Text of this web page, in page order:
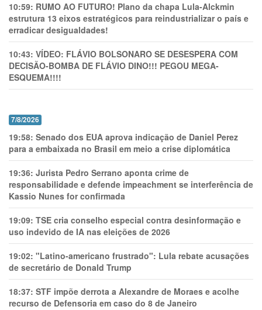
10:59: RUMO AO FUTURO! Plano da chapa Lula-Alckmin
estrutura 13 eixos estratégicos para reindustrializar o país e
erradicar desigualdades!
10:43: VÍDEO: FLÁVIO BOLSONARO SE DESESPERA COM
DECISÃO-BOMBA DE FLÁVIO DINO!!! PEGOU MEGA-
ESQUEMA!!!!
7/8/2026
19:58: Senado dos EUA aprova indicação de Daniel Perez
para a embaixada no Brasil em meio a crise diplomática
19:36: Jurista Pedro Serrano aponta crime de
responsabilidade e defende impeachment se interferência de
Kassio Nunes for confirmada
19:09: TSE cria conselho especial contra desinformação e
uso indevido de IA nas eleições de 2026
19:02: "Latino-americano frustrado": Lula rebate acusações
de secretário de Donald Trump
18:37: STF impõe derrota a Alexandre de Moraes e acolhe
recurso de Defensoria em caso do 8 de Janeiro